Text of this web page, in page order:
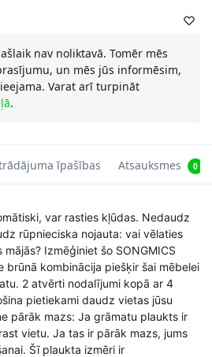
nav noliktavā. Tomēr mēs
un mēs jūs informēsim,
Varat arī turpināt
.
īpašības Atsauksmes 0
var rasties kļūdas. Nedaudz
rūpnieciska nojauta: vai vēlaties
Izmēģiniet šo SONGMICS
brūnā kombinācija piešķir šai mēbelei
2 atvērti nodalījumi kopā ar 4
pietiekami daudz vietas jūsu
pārāk mazs: Ja grāmatu plaukts ir
vietu. Ja tas ir pārāk mazs, jums
Šī plaukta izmēri ir